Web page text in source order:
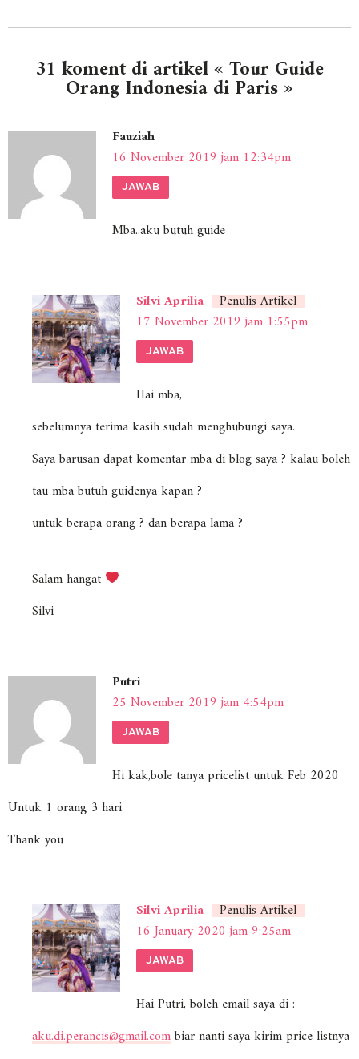
31 koment di artikel « Tour Guide
Orang Indonesia di Paris »
Fauziah
16 November 2019 jam 12:34pm
JAWAB
Mba..aku butuh guide
Silvi Aprilia
Penulis Artikel
17 November 2019 jam 1:55pm
JAWAB
Hai mba,
sebelumnya terima kasih sudah menghubungi saya.
Saya barusan dapat komentar mba di blog saya ? kalau boleh
tau mba butuh guidenya kapan ?
untuk berapa orang ? dan berapa lama ?
Salam hangat
Silvi
Putri
25 November 2019 jam 4:54pm
JAWAB
Hi kak,bole tanya pricelist untuk Feb 2020
Untuk 1 orang 3 hari
Thank you
Silvi Aprilia
Penulis Artikel
16 January 2020 jam 9:25am
JAWAB
Hai Putri, boleh email saya di :
aku.di.perancis@gmail.combiar nanti saya kirim price listnya